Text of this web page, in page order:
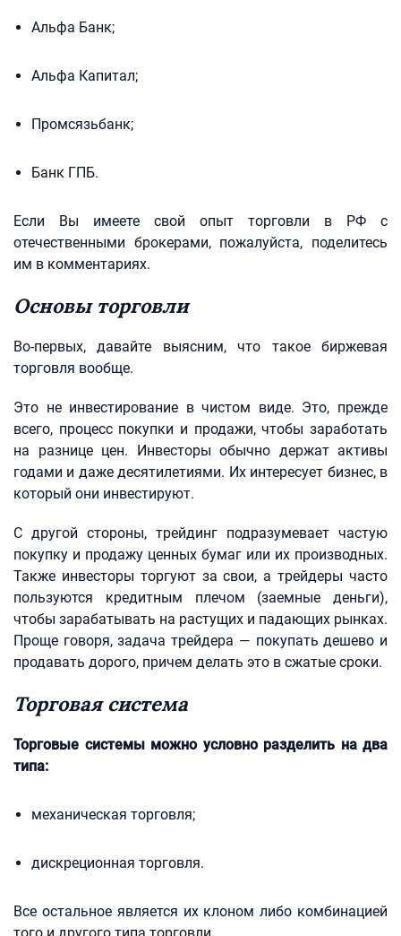
Альфа Банк;
Альфа Капитал;
Промсязьбанк;
Банк ГПБ.
Если Вы имеете свой опыт торговли в РФ с
отечественными брокерами, пожалуйста, поделитесь
им в комментариях.
Основы торговли
Во-первых, давайте выясним, что такое биржевая
торговля вообще.
Это не инвестирование в чистом виде. Это, прежде
всего, процесс покупки и продажи, чтобы заработать
на разнице цен. Инвесторы обычно держат активы
годами и даже десятилетиями. Их интересует бизнес, в
который они инвестируют.
С другой стороны, трейдинг подразумевает частую
покупку и продажу ценных бумаг или их производных.
Также инвесторы торгуют за свои, а трейдеры часто
пользуются кредитным плечом (заемные деньги),
чтобы зарабатывать на растущих и падающих рынках.
Проще говоря, задача трейдера — покупать дешево и
продавать дорого, причем делать это в сжатые сроки.
Торговая система
Торговые системы можно условно разделить на два
типа:
механическая торговля;
дискреционная торговля.
Все остальное является их клоном либо комбинацией